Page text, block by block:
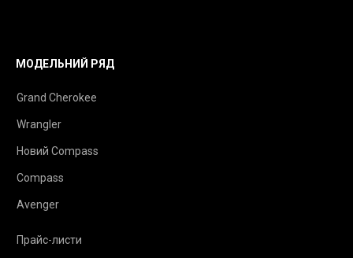
МОДЕЛЬНИЙ РЯД
Grand Cherokee
Wrangler
Новий Compass
Compass
Avenger
Прайс-листи